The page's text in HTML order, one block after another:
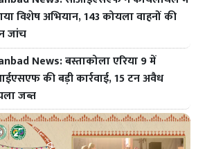
विशेष अभियान, 143 कोयला वाहनों की
जांच
News: बस्ताकोला एरिया 9 में
की बड़ी कार्रवाई, 15 टन अवैध
जब्त